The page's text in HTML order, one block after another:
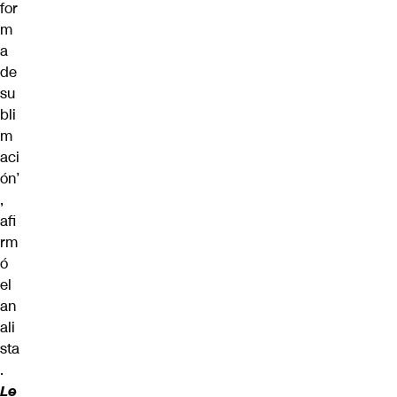
for
m
a
de
su
bli
m
aci
ón’
,
afi
rm
ó
el
an
ali
sta
.
Le